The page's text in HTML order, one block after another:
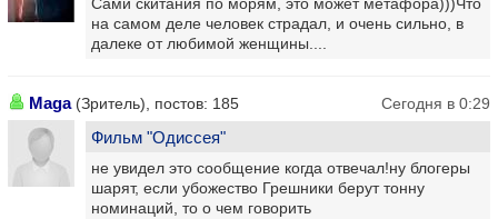
Сами скитания по морям, это может метафора)))Что
на самом деле человек страдал, и очень сильно, в
далеке от любимой женщины....
Maga(Зритель), постов: 185 Сегодня в 0:29
Фильм "Одиссея"
не увидел это сообщение когда отвечал!ну блогеры
шарят, если убожество Грешники берут тонну
номинаций, то о чем говорить